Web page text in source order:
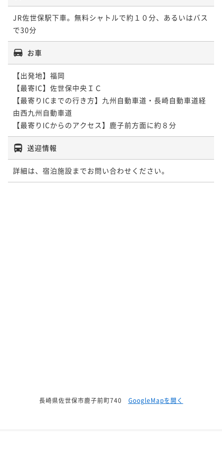
JR佐世保駅下車。無料シャトルで約１０分、あるいはバス
で30分
お車
【出発地】福岡
【最寄IC】佐世保中央ＩＣ
【最寄りICまでの行き方】九州自動車道・長崎自動車道経
由西九州自動車道
【最寄りICからのアクセス】鹿子前方面に約８分
送迎情報
詳細は、宿泊施設までお問い合わせください。
長崎県佐世保市鹿子前町740 GoogleMapを開く